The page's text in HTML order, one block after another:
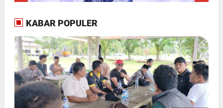
KABAR POPULER